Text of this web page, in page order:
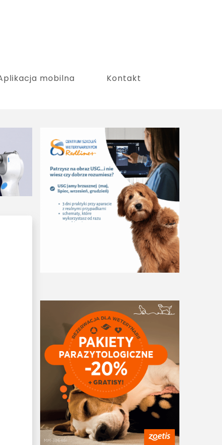
mobilna Kontakt